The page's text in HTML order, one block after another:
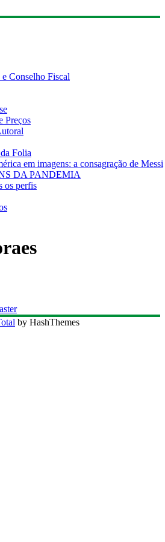
Conselho Fiscal
Preços
Folia
em imagens: a consagração de Messi
DA PANDEMIA
os perfis
by HashThemes